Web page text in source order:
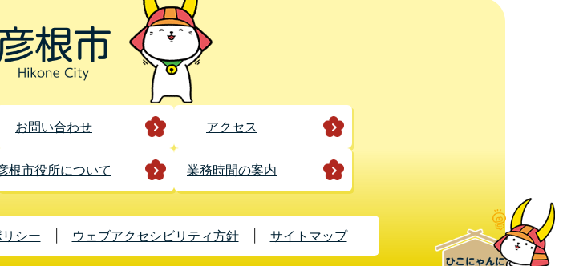
お問い合わせ アクセス
根市役所について 業務時間の案内
シー ウェブアクセシビリティ方針 サイトマップ